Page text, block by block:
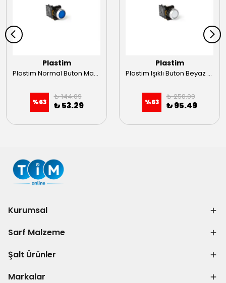
Plastim
Plastim Normal Buton Mavi 1NO
%63
₺ 144.09
₺ 53.29
Plastim
Plastim Işıklı Buton Beyaz 1NO LED 24V 22mm
%63
₺ 258.09
₺ 95.49
Kurumsal
Sarf Malzeme
Şalt Ürünler
Markalar